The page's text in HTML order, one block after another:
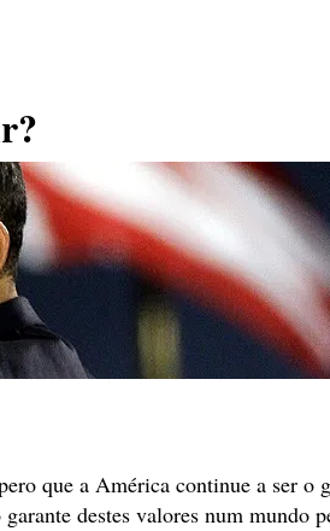
que a América continue a ser o
destes valores num mundo